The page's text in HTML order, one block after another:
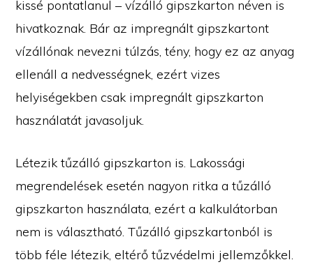
kissé pontatlanul – vízálló gipszkarton néven is
hivatkoznak. Bár az impregnált gipszkartont
vízállónak nevezni túlzás, tény, hogy ez az anyag
ellenáll a nedvességnek, ezért vizes
helyiségekben csak impregnált gipszkarton
használatát javasoljuk.
Létezik tűzálló gipszkarton is. Lakossági
megrendelések esetén nagyon ritka a tűzálló
gipszkarton használata, ezért a kalkulátorban
nem is választható. Tűzálló gipszkartonból is
több féle létezik, eltérő tűzvédelmi jellemzőkkel.